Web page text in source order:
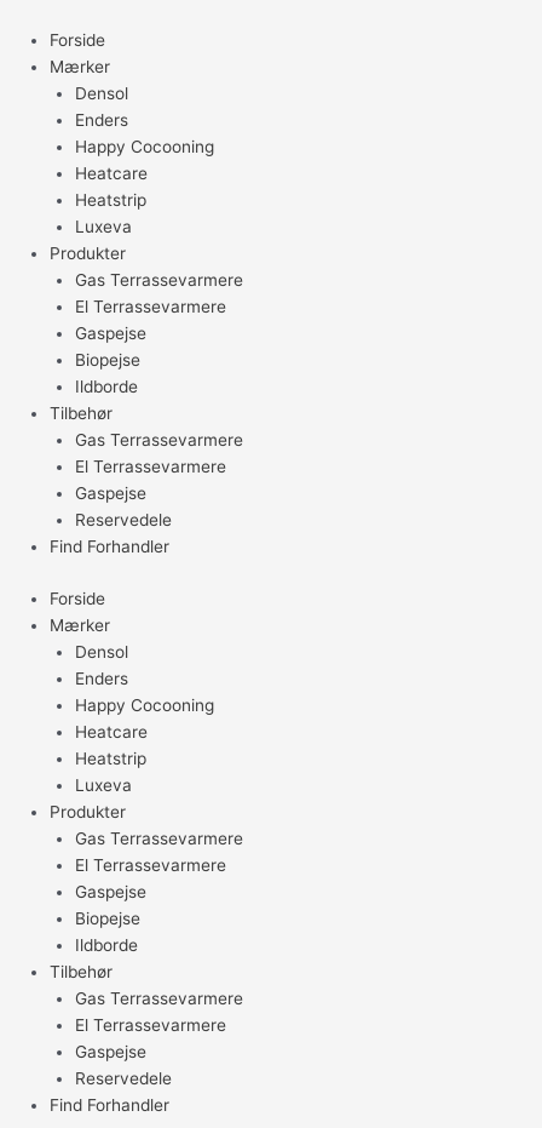
indholdet
Forside
Mærker
Densol
Enders
Happy Cocooning
Heatcare
Heatstrip
Luxeva
Produkter
Gas Terrassevarmere
El Terrassevarmere
Gaspejse
Biopejse
Ildborde
Tilbehør
Gas Terrassevarmere
El Terrassevarmere
Gaspejse
Reservedele
Find Forhandler
Forside
Mærker
Densol
Enders
Happy Cocooning
Heatcare
Heatstrip
Luxeva
Produkter
Gas Terrassevarmere
El Terrassevarmere
Gaspejse
Biopejse
Ildborde
Tilbehør
Gas Terrassevarmere
El Terrassevarmere
Gaspejse
Reservedele
Find Forhandler